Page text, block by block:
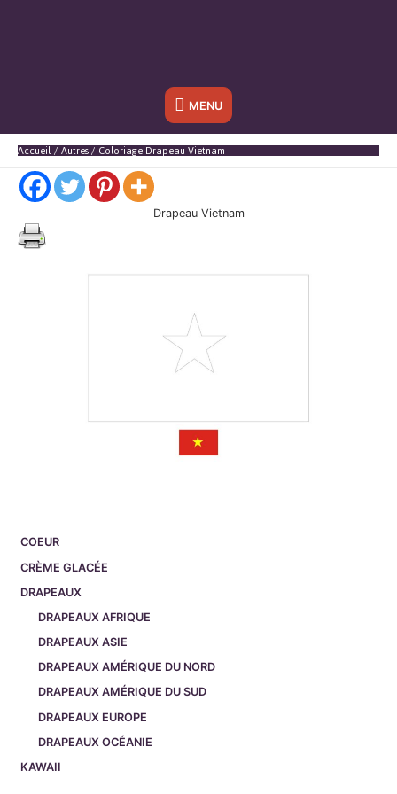
Sous
l'en-
MENU
Accueil Autres Coloriage Drapeau Vietnam
COEUR
CRÈME GLACÉE
DRAPEAUX
DRAPEAUX AFRIQUE
DRAPEAUX ASIE
DRAPEAUX AMÉRIQUE DU NORD
DRAPEAUX AMÉRIQUE DU SUD
DRAPEAUX EUROPE
DRAPEAUX OCÉANIE
KAWAII
Drapeau Vietnam